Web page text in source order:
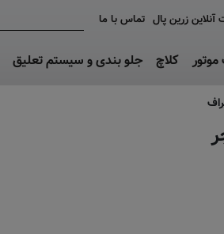
آنلاین زرین پال تماس با ما
کلاچ جلو بندی و سیستم تعلیق